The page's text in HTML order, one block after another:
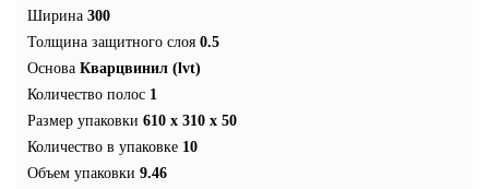
Ширина 300
Толщина защитного слоя 0.5
Основа Кварцвинил (lvt)
Количество полос 1
Размер упаковки 610 x 310 x 50
Количество в упаковке 10
Объем упаковки 9.46